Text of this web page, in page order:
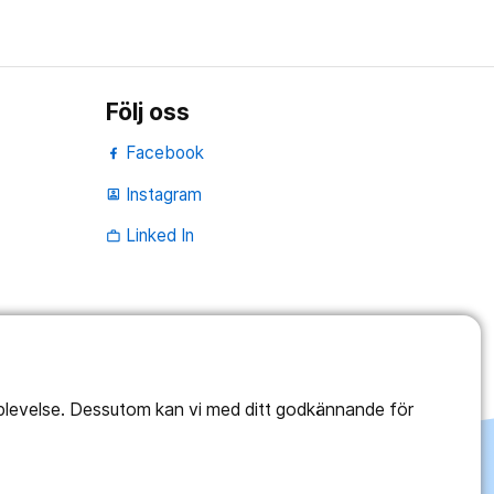
Dessutom kan vi med ditt godkännande för
Följ oss
Facebook
portrait Instagram
work_outline Linked In